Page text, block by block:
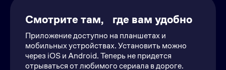
Смотрите там, где вам удобно
Приложение доступно на планшетах и
мобильных устройствах. Установить можно
через iOS и Android. Теперь не придется
отрываться от любимого сериала в дороге.